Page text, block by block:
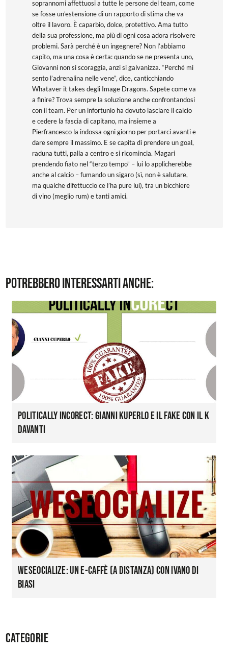
soprannomi affettuosi a tutte le persone del team, come
se fosse un’estensione di un rapporto di stima che va
oltre il lavoro. È caparbio, dolce, protettivo. Ama tutto
della sua professione, ma più di ogni cosa adora risolvere
problemi. Sarà perché è un ingegnere? Non l’abbiamo
capito, ma una cosa è certa: quando se ne presenta uno,
Giovanni non si scoraggia, anzi si galvanizza. “Perché mi
sento l’adrenalina nelle vene”, dice, canticchiando
Whataver it takes degli Image Dragons. Sapete come va
a finire? Trova sempre la soluzione anche confrontandosi
con il team. Per un infortunio ha dovuto lasciare il calcio
e cedere la fascia di capitano, ma insieme a
Pierfrancesco la indossa ogni giorno per portarci avanti e
dare sempre il massimo. E se capita di prendere un goal,
raduna tutti, palla a centro e si ricomincia. Magari
prendendo fiato nel “terzo tempo” – lui lo applicherebbe
anche al calcio – fumando un sigaro (sì, non è salutare,
ma qualche difettuccio ce l’ha pure lui), tra un bicchiere
di vino (meglio rum) e tanti amici.
Potrebbero interessarti anche:
Politically InCOREct: Gianni Kuperlo e il fake con il K
davanti
WeSeocialize: un e-caffè (a distanza) con Ivano Di
Biasi
Categorie